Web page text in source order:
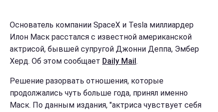
Основатель компании SpaceX и Tesla миллиардер
Илон Маск расстался с известной американской
актрисой, бывшей супругой Джонни Деппа, Эмбер
Херд. Об этом сообщает Daily Mail .
Решение разорвать отношения, которые
продолжались чуть больше года, принял именно
Маск. По данным издания, "актриса чувствует себя